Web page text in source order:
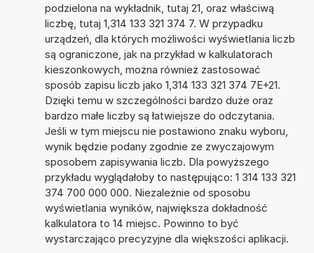
podzielona na wykładnik, tutaj 21, oraz właściwą
liczbę, tutaj 1,314 133 321 374 7. W przypadku
urządzeń, dla których możliwości wyświetlania liczb
są ograniczone, jak na przykład w kalkulatorach
kieszonkowych, można również zastosować
sposób zapisu liczb jako 1,314 133 321 374 7E+21.
Dzięki temu w szczególności bardzo duże oraz
bardzo małe liczby są łatwiejsze do odczytania.
Jeśli w tym miejscu nie postawiono znaku wyboru,
wynik będzie podany zgodnie ze zwyczajowym
sposobem zapisywania liczb. Dla powyższego
przykładu wyglądałoby to następująco: 1 314 133 321
374 700 000 000. Niezależnie od sposobu
wyświetlania wyników, największa dokładność
kalkulatora to 14 miejsc. Powinno to być
wystarczająco precyzyjne dla większości aplikacji.